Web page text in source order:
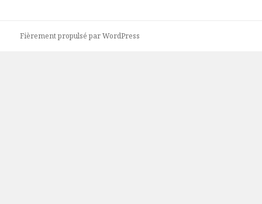
Fièrement propulsé par WordPress